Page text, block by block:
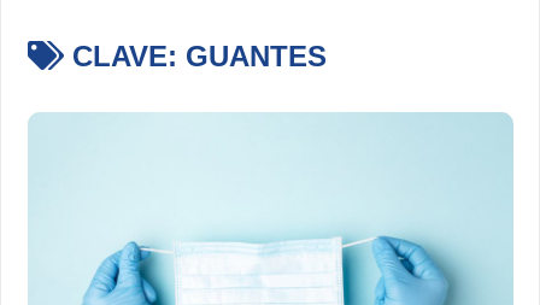
CLAVE: GUANTES